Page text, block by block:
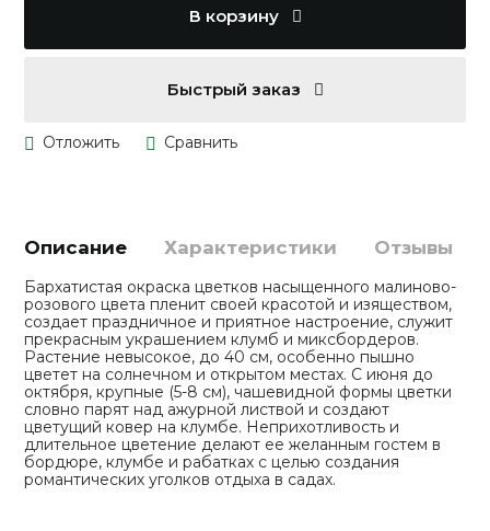
В корзину
Быстрый заказ
Описание Характеристики Отзывы
Бархатистая окраска цветков насыщенного малиново-
розового цвета пленит своей красотой и изяществом,
создает праздничное и приятное настроение, служит
прекрасным украшением клумб и миксбордеров.
Растение невысокое, до 40 см, особенно пышно
цветет на солнечном и открытом местах. С июня до
октября, крупные (5-8 см), чашевидной формы цветки
словно парят над ажурной листвой и создают
цветущий ковер на клумбе. Неприхотливость и
длительное цветение делают ее желанным гостем в
бордюре, клумбе и рабатках с целью создания
романтических уголков отдыха в садах.